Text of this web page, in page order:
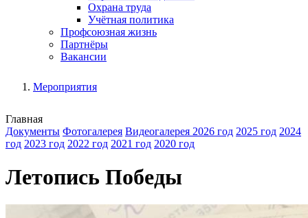
Охрана труда
Учётная политика
Профсоюзная жизнь
Партнёры
Вакансии
Мероприятия
Главная
Документы Фотогалерея Видеогалерея 2026 год 2025 год 2024
год 2023 год 2022 год 2021 год 2020 год
Летопись Победы